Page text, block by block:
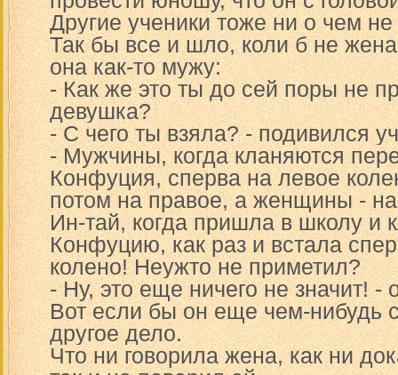
Другие ученики тоже ни о чем
Так бы все и шло, коли б не жена
она как-то мужу:
- Как же это ты до сей поры не
девушка?
- С чего ты взяла? - подивился
- Мужчины, когда кланяются
Конфуция, сперва на левое
потом на правое, а женщины -
Ин-тай, когда пришла в школу и
Конфуцию, как раз и встала
колено! Неужто не приметил?
- Ну, это еще ничего не значит! -
Вот если бы он еще чем-нибудь
другое дело.
Что ни говорила жена, как ни